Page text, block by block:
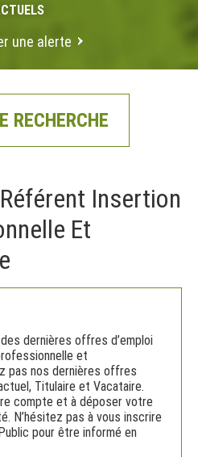
une alerte
RECHERCHE
Insertion
Et
dernières offres d’emploi
et
pas nos dernières offres
Titulaire et Vacataire.
compte et à déposer votre
N’hésitez pas à vous inscrire
pour être informé en